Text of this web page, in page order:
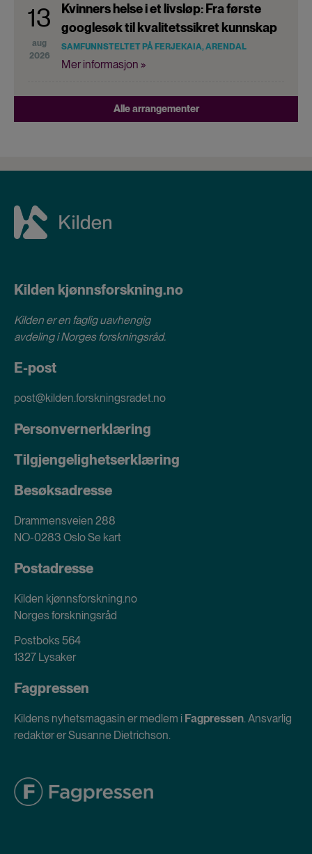
13
aug
2026
Kvinners helse i et livsløp: Fra første
googlesøk til kvalitetssikret kunnskap
SAMFUNNSTELTET PÅ FERJEKAIA, ARENDAL
Mer informasjon »
Alle arrangementer
Kilden kjønnsforskning.no
Kilden er en faglig uavhengig
avdeling iNorges forskningsråd.
E-post
post@kilden.forskningsradet.no
Personvernerklæring
Tilgjengelighetserklæring
Besøksadresse
Drammensveien 288
NO-0283 OsloSe kart
Postadresse
Kilden kjønnsforskning.no
Norges forskningsråd
Postboks 564
1327 Lysaker
Fagpressen
Kildens nyhetsmagasin er medlem i Fagpressen. Ansvarlig
redaktør er Susanne Dietrichson.